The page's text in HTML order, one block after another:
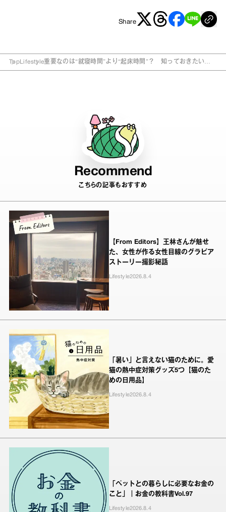
Share
Top Lifestyle重要なのは“就寝時間”より“起床時間”？ 知っておきたい、
Recommend
こちらの記事もおすすめ
【From Editors】王林さんが魅せ
た、女性が作る女性目線のグラビア
ストーリー撮影秘話
Lifestyle2026.8.4
「暑い」と言えない猫のために。愛
猫の熱中症対策グッズ5つ【猫のた
めの日用品】
Lifestyle2026.8.4
「ペットとの暮らしに必要なお金の
こと」｜お金の教科書Vol.97
Lifestyle2026.8.4